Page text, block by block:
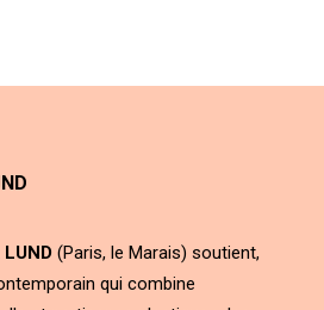
(Paris, le Marais) soutient,
qui combine